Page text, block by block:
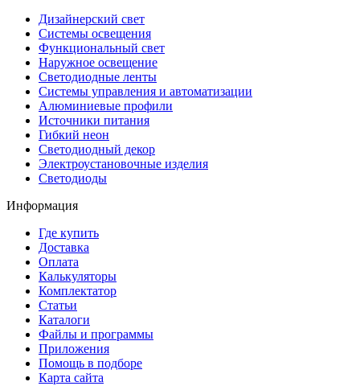
Дизайнерский свет
Системы освещения
Функциональный свет
Наружное освещение
Светодиодные ленты
Системы управления и автоматизации
Алюминиевые профили
Источники питания
Гибкий неон
Светодиодный декор
Электроустановочные изделия
Светодиоды
Информация
Где купить
Доставка
Оплата
Калькуляторы
Комплектатор
Статьи
Каталоги
Файлы и программы
Приложения
Помощь в подборе
Карта сайта